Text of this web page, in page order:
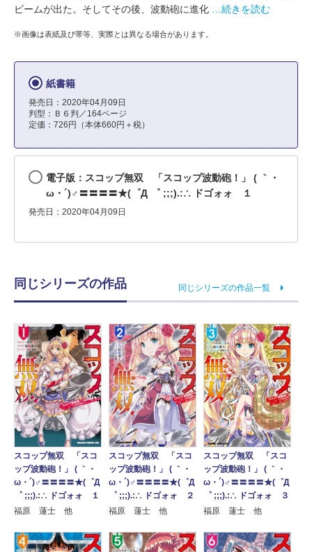
ビームが出た。そしてその後、波動砲に進化
…続きを読む
※画像は表紙及び帯等、実際とは異なる場合があります。
紙書籍
発売日：2020年04月09日
判型：Ｂ６判／164ページ
定価：726円（本体660円＋税）
電子版：スコップ無双 「スコップ波動砲！」 ( ｀・
ω・´)♂〓〓〓〓★(゜Д ゜ ;;;).:∴ ドゴォォ １
発売日：2020年04月09日
同じシリーズの作品 同じシリーズの作品一覧
スコップ無双 「スコ
ップ波動砲！」 ( ｀・
ω・´)♂〓〓〓〓★(゜Д
゜ ;;;).:∴ ドゴォォ １
福原 蓮士 他
スコップ無双 「スコ
ップ波動砲！」 ( ｀・
ω・´)♂〓〓〓〓★(゜Д
゜ ;;;).:∴ ドゴォォ ２
福原 蓮士 他
スコップ無双 「スコ
ップ波動砲！」 ( ｀・
ω・´)♂〓〓〓〓★(゜Д
゜ ;;;).:∴ ドゴォォ ３
福原 蓮士 他